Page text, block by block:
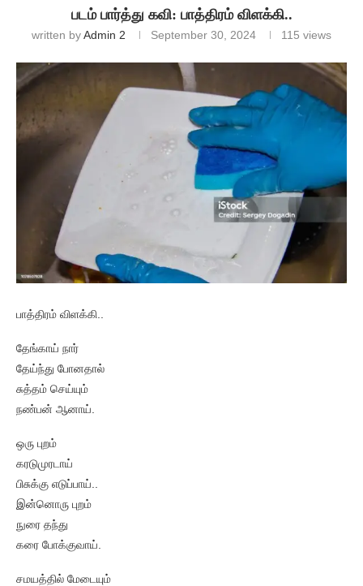
படம் பார்த்து கவி: பாத்திரம் விளக்கி..
written byAdmin 2 September 30, 2024 115 views
பாத்திரம் விளக்கி..
தேங்காய் நார்
தேய்ந்து போனதால்
சுத்தம் செய்யும்
நண்பன் ஆனாய்.
ஒரு புறம்
கரடுமுரடாய்
பிசுக்கு எடுப்பாய்..
இன்னொரு புறம்
நுரை தந்து
கரை போக்குவாய்.
சமயத்தில் மேடையும்